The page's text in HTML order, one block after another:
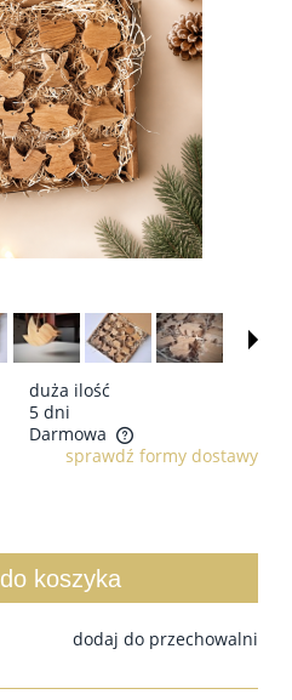
duża ilość
5 dni
Darmowa
sprawdź formy dostawy
do koszyka
dodaj do przechowalni